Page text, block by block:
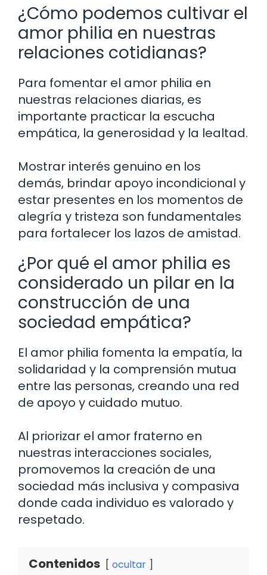
¿Cómo podemos cultivar el
amor philia en nuestras
relaciones cotidianas?
Para fomentar el amor philia en
nuestras relaciones diarias, es
importante practicar la escucha
empática, la generosidad y la lealtad.
Mostrar interés genuino en los
demás, brindar apoyo incondicional y
estar presentes en los momentos de
alegría y tristeza son fundamentales
para fortalecer los lazos de amistad.
¿Por qué el amor philia es
considerado un pilar en la
construcción de una
sociedad empática?
El amor philia fomenta la empatía, la
solidaridad y la comprensión mutua
entre las personas, creando una red
de apoyo y cuidado mutuo.
Al priorizar el amor fraterno en
nuestras interacciones sociales,
promovemos la creación de una
sociedad más inclusiva y compasiva
donde cada individuo es valorado y
respetado.
Contenidos ocultar